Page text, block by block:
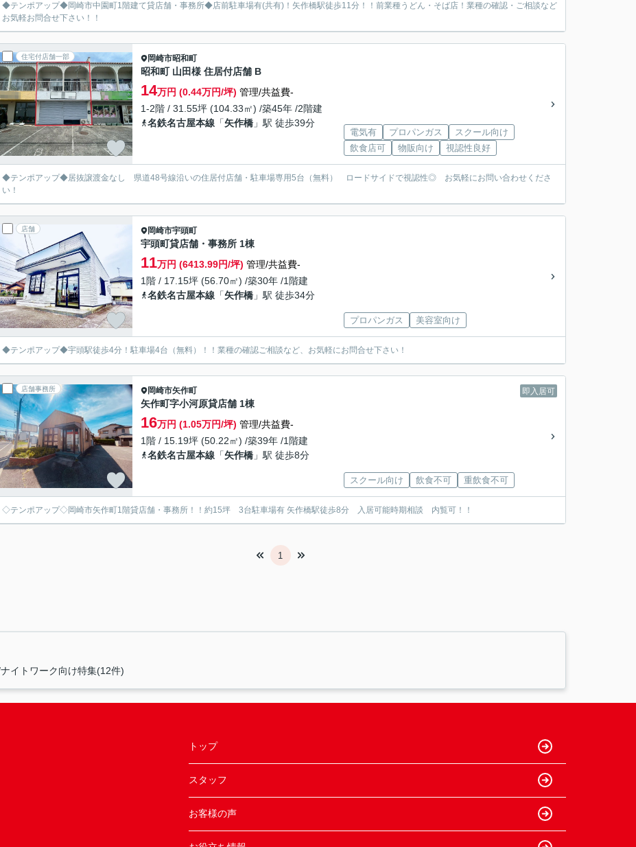
◆テンポアップ◆岡崎市中園町1階建て貸店舗・事務所◆店前駐車場有(共有)！矢作橋駅徒歩11分！！前業種うどん・そば店！業種の確認・ご相談など
お気軽お問合せ下さい！！
住宅付店舗一部 岡崎市昭和町
昭和町 山田様 住居付店舗 B
14万円 (0.44万円/坪) 管理/共益費-
1-2階 / 31.55坪 (104.33㎡) /築45年 /2階建
名鉄名古屋本線 「矢作橋 」駅 徒歩39分
電気有 プロパンガス
スクール向け
飲食店可
物販向け 視認性良好
◆テンポアップ◆居抜譲渡金なし 県道48号線沿いの住居付店舗・駐車場専用5台（無料） ロードサイドで視認性◎ お気軽にお問い合わせくださ
い！
店舗 岡崎市宇頭町
宇頭町貸店舗・事務所 1棟
11万円 (6413.99円/坪) 管理/共益費-
1階 / 17.15坪 (56.70㎡) /築30年 /1階建
名鉄名古屋本線 「矢作橋 」駅 徒歩34分
プロパンガス 美容室向け
◆テンポアップ◆宇頭駅徒歩4分！駐車場4台（無料）！！業種の確認ご相談など、お気軽にお問合せ下さい！
店舗事務所 即入居可
岡崎市矢作町
矢作町字小河原貸店舗 1棟
16万円 (1.05万円/坪) 管理/共益費-
1階 / 15.19坪 (50.22㎡) /築39年 /1階建
名鉄名古屋本線 「矢作橋 」駅 徒歩8分
スクール向け 飲食不可 重飲食不可
◇テンポアップ◇岡崎市矢作町1階貸店舗・事務所！！約15坪 3台駐車場有 矢作橋駅徒歩8分 入居可能時期相談 内覧可！！
1
ナイトワーク向け特集(12件)
トップ
スタッフ
お客様の声